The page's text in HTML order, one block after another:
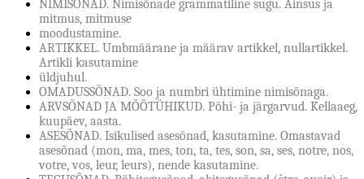
NIMISÕNAD. Nimisõnade grammatiline sugu. Ainsus ja
mitmus, mitmuse
moodustamine.
ARTIKKEL. Umbmäärane ja määrav artikkel, nullartikkel.
Artikli kasutamine
üldjuhul.
OMADUSSÕNAD. Soo ja numbri ühtimine nimisõnaga.
ARVSÕNAD JA MÕÕTÜHIKUD. Põhi- ja järgarvud. Kellaaeg,
kuupäev, aasta.
ASESÕNAD. Isikulised asesõnad, kasutamine. Omastavad
asesõnad (mon, ma, mes, ton, ta, tes, son, sa, ses, notre, nos,
votre, vos, leur, leurs), nende kasutamine.